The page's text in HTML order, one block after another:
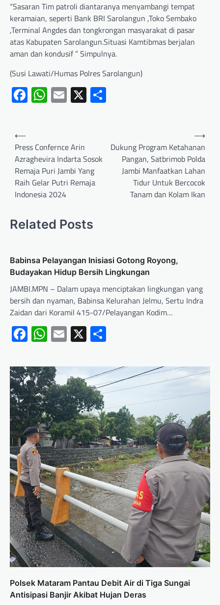
“Sasaran Tim patroli diantaranya menyambangi tempat
keramaian, seperti Bank BRI Sarolangun ,Toko Sembako
,Terminal Angdes dan tongkrongan masyarakat di pasar
atas Kabupaten Sarolangun.Situasi Kamtibmas berjalan
aman dan kondusif ” Simpulnya.
(Susi Lawati/Humas Polres Sarolangun)
Facebook
WhatsApp
Email
X
⟵
Press Confernce Arin
Azraghevira Indarta Sosok
Remaja Puri Jambi Yang
Raih Gelar Putri Remaja
Indonesia 2024
Dukung Program Ketahanan
Pangan, Satbrimob Polda
Jambi Manfaatkan Lahan
Tidur Untuk Bercocok
Tanam dan Kolam Ikan
⟶
Related Posts
Babinsa Pelayangan Inisiasi Gotong Royong,
Budayakan Hidup Bersih Lingkungan
JAMBI.MPN – Dalam upaya menciptakan lingkungan yang
bersih dan nyaman, Babinsa Kelurahan Jelmu, Sertu Indra
Zaidan dari Koramil 415-07/Pelayangan Kodim…
Facebook
WhatsApp
Email
X
Polsek Mataram Pantau Debit Air di Tiga Sungai
Antisipasi Banjir Akibat Hujan Deras